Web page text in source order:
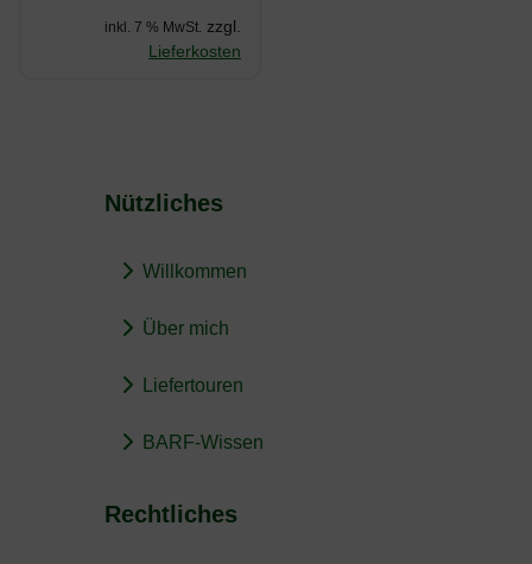
inkl. 7 % MwSt. zzgl.
Lieferkosten
Nützliches
Willkommen
Über mich
Liefertouren
BARF-Wissen
Rechtliches